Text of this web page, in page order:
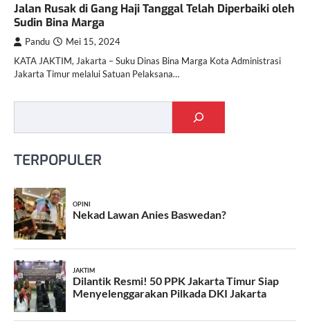
Jalan Rusak di Gang Haji Tanggal Telah Diperbaiki oleh
Sudin Bina Marga
Pandu Mei 15, 2024
KATA JAKTIM, Jakarta – Suku Dinas Bina Marga Kota Administrasi
Jakarta Timur melalui Satuan Pelaksana…
TERPOPULER